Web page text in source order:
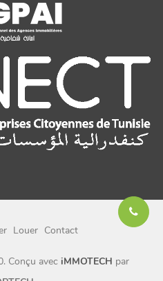
Louer Contact
Conçu avec iMMOTECH par